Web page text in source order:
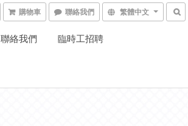
購物車 聯絡我們 繁體中文
聯絡我們
臨時工招聘